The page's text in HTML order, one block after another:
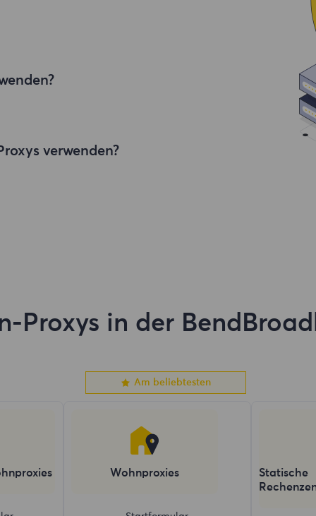
IP-Blockierung machen
verwenden?
Proxys in der
Am beliebtesten
Wohnproxies
Statische